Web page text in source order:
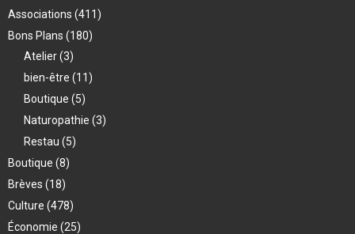
Associations (411)
Bons Plans (180)
Atelier(3)
bien-être (11)
Boutique (5)
Naturopathie (3)
Restau (5)
Boutique (8)
Brèves (18)
Culture (478)
Économie (25)